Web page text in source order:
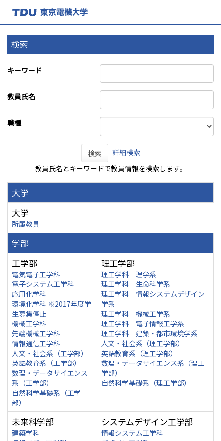
検索
キーワード
教員氏名
職種
検索
詳細検索
教員氏名とキーワードで教員情報を検索します。
大学
大学
所属教員
学部
工学部
電気電子工学科
電子システム工学科
応用化学科
環境化学科 ※2017年度学
生募集停止
機械工学科
先端機械工学科
情報通信工学科
人文・社会系（工学部）
英語教育系（工学部）
数理・データサイエンス
系（工学部）
自然科学基礎系（工学
部）
理工学部
理工学科 理学系
理工学科 生命科学系
理工学科 情報システムデザイン
学系
理工学科 機械工学系
理工学科 電子情報工学系
理工学科 建築・都市環境学系
人文・社会系（理工学部）
英語教育系（理工学部）
数理・データサイエンス系（理工
学部）
自然科学基礎系（理工学部）
未来科学部
建築学科
システムデザイン工学部
情報システム工学科